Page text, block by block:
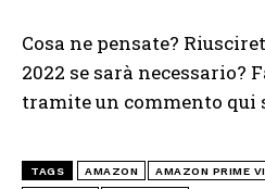
Cosa ne pensate?
2022 se sarà necessario?
tramite un commento qui
TAGS AMAZON AMAZON PRIME